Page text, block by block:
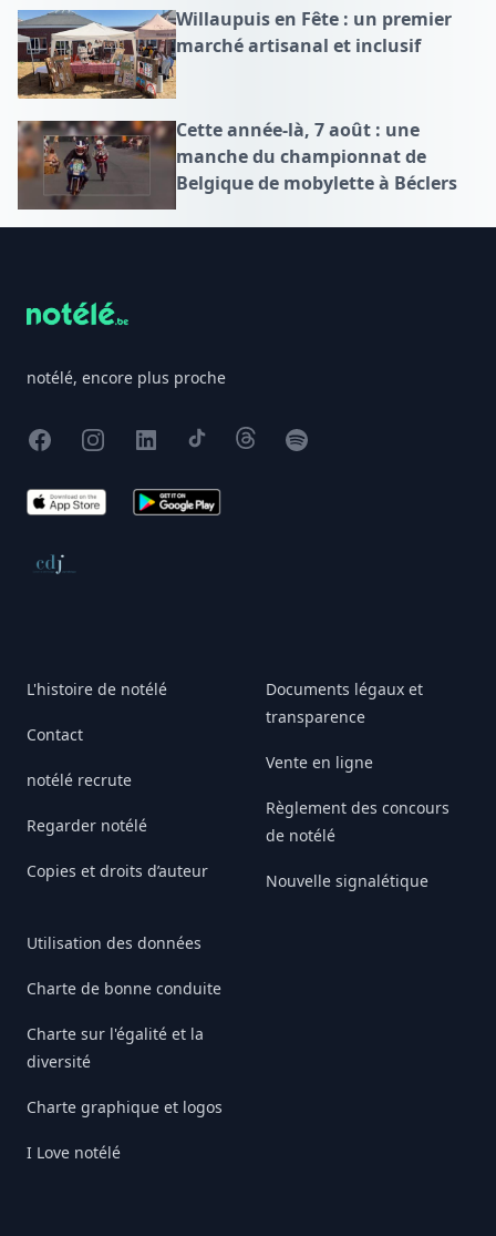
Willaupuis en Fête : un premier
marché artisanal et inclusif
Cette année-là, 7 août : une
manche du championnat de
Belgique de mobylette à Béclers
notélé, encore plus proche
FacebookInstagram
X TikTokThreadsSpotify
App Store Google Play
Conseil de déontologie journalistique
L'histoire de notélé
Contact
notélé recrute
Regarder notélé
Copies et droits d’auteur
Utilisation des données
Charte de bonne conduite
Charte sur l'égalité et la
diversité
Charte graphique et logos
I Love notélé
Documents légaux et
transparence
Vente en ligne
Règlement des concours
de notélé
Nouvelle signalétique